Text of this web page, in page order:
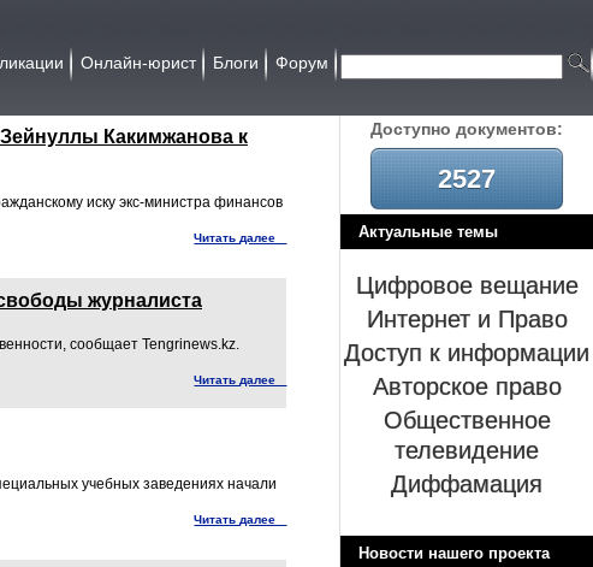
Онлайн-юрист Блоги Форум
Доcтупно документов:
2527
Актуальные темы
Цифровое вещание
Интернет и Право
Доступ к информации
Авторское право
Общественное
телевидение
Диффамация
Новости нашего проекта
Какимжанова к
иску экс-министра финансов
Читать далее
журналиста
сообщает Tengrinews.kz.
Читать далее
учебных заведениях начали
Читать далее